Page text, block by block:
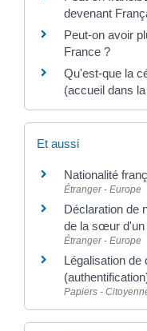
devenant
Peut-on avoir
France ?
Qu'est-que la
(accueil dans
Et aussi
Nationalité
Étranger - Europe
Déclaration de
de la sœur d'un
Étranger - Europe
Légalisation de
Papiers -